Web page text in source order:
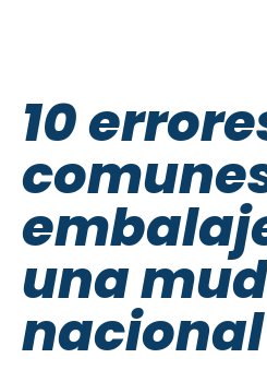
10
una
nacional